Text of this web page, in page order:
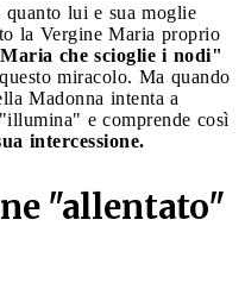
lui e sua moglie
la Vergine Maria proprio
che scioglie i nodi"
miracolo. Ma quando
Madonna intenta a
e comprende così
intercessione.
"allentato"